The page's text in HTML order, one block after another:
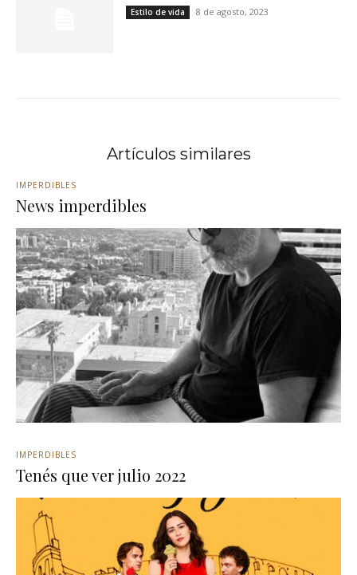
Estilo de vida 8 de agosto, 2023
Artículos similares
IMPERDIBLES
News imperdibles
IMPERDIBLES
Tenés que ver julio 2022